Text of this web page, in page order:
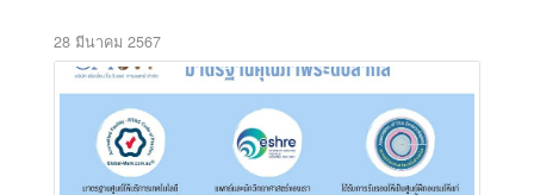
28 มีนาคม 2567